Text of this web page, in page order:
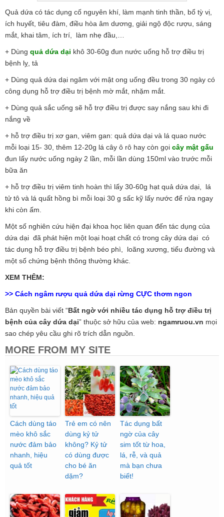
Quả dứa có tác dụng cố nguyên khí, làm mạnh tinh thần, bổ tỳ vị,
ích huyết, tiêu đàm, điều hòa âm dương, giải ngộ độc rượu, sáng
mắt, khai tâm, ích trí, làm nhẹ đầu,…
+ Dùng quả dứa dại khô 30-60g đun nước uống hỗ trợ điều trị
bệnh lỵ, tả
+ Dùng quả dứa dại ngâm với mật ong uống đều trong 30 ngày có
công dụng hỗ trợ điều trị bệnh mờ mắt, nhặm mắt.
+ Dùng quả sắc uống sẽ hỗ trợ điều trị được say nắng sau khi đi
nắng về
+ hỗ trợ điều trị xơ gan, viêm gan: quả dứa dại và lá quao nước
mỗi loại 15- 30, thêm 12-20g lá cây ô rô hay còn gọi cây mật gấu
đun lấy nước uống ngày 2 lần, mỗi lần dùng 150ml vào trước mỗi
bữa ăn
+ hỗ trợ điều trị viêm tinh hoàn thì lấy 30-60g hạt quả dứa dại, lá
tử tô và lá quất hồng bì mỗi loại 30 g sấc kỹ lấy nước để rửa ngay
khi còn ấm.
Một số nghiên cứu hiện đại khoa học liên quan đến tác dụng của
dứa dại đã phát hiện một loại hoạt chất có trong cây dứa dại có
tác dụng hỗ trợ điều trị bệnh béo phì, loãng xương, tiểu đường và
một số chứng bệnh thông thường khác.
XEM THÊM:
>> Cách ngâm rượu quả dứa dại rừng CỰC thơm ngon
Bản quyền bài viết “Bất ngờ với nhiều tác dụng hỗ trợ điều trị
bệnh của cây dứa dại” thuộc sở hữu của web: ngamruou.vn mọi
sao chép yêu cầu ghi rõ trích dẫn nguồn.
MORE FROM MY SITE
Cách dùng táo
mèo khô sắc
nước đảm bảo
nhanh, hiệu
quả tốt
Trẻ em có nên
dùng kỷ tử
không? Kỷ tử
có dùng được
cho bé ăn
dặm?
Tác dụng bất
ngờ của cây
sim tốt từ hoa,
lá, rễ, và quả
mà bạn chưa
biết!